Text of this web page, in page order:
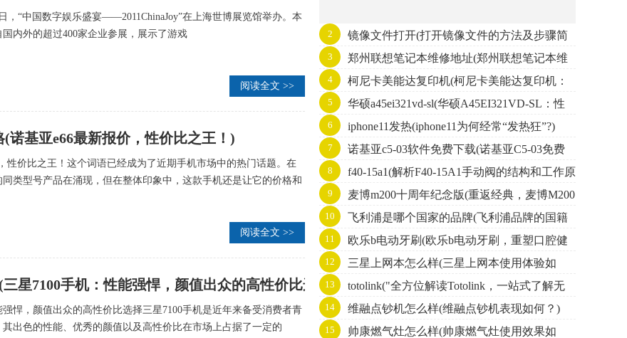
，“中国数字娱乐盛宴——2011ChinaJoy”在上海世博展览馆举办。本
内外的超过400家企业参展，展示了游戏
阅读全文 >>
(诺基亚e66最新报价，性价比之王！)
性价比之王！这个词语已经成为了近期手机市场中的热门话题。在
类型号产品在涌现，但在整体印象中，这款手机还是让它的价格和
阅读全文 >>
三星7100手机：性能强悍，颜值出众的高性价比选择)
强悍，颜值出众的高性价比选择三星7100手机是近年来备受消费者青
出色的性能、优秀的颜值以及高性价比在市场上占据了一定的
2
镜像文件打开(打开镜像文件的方法及步骤简
析)
3
郑州联想笔记本维修地址(郑州联想笔记本维
修地址查询及服务信息汇总)
4
柯尼卡美能达复印机(柯尼卡美能达复印机：
增强效率的办公利器)
5
华硕a45ei321vd-sl(华硕A45EI321VD-SL：性
能卓越的高性价比笔记本电脑)
6 iphone11发热(iphone11为何经常“发热狂”?)
7
诺基亚c5-03软件免费下载(诺基亚C5-03免费
软件下载，种类丰富，快速安全！)
8
f40-15a1(解析F40-15A1手动阀的结构和工作原
理)
9
麦博m200十周年纪念版(重返经典，麦博M200
十周年纪念版掀起音乐革命！)
10
飞利浦是哪个国家的品牌(飞利浦品牌的国籍
是？)
11
欧乐b电动牙刷(欧乐b电动牙刷，重塑口腔健
康！)
12
三星上网本怎么样(三星上网本使用体验如
何？)
13
totolink("全方位解读Totolink，一站式了解无
线网络新时代")
14 维融点钞机怎么样(维融点钞机表现如何？)
15
帅康燃气灶怎么样(帅康燃气灶使用效果如